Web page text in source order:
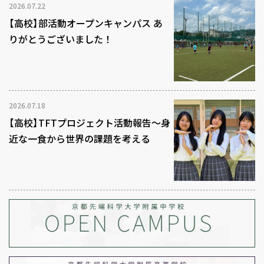
2026.07.22
【高校】部活動オープンキャンパス あ
りがとうございました！
2026.07.18
【高校】TFTプロジェクト活動報告～身
近な一食から世界の課題を考える